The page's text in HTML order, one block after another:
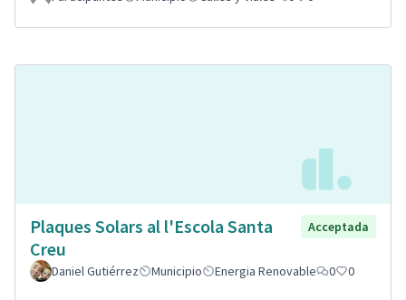
Plaques Solars al l'Escola Santa
Creu
Acceptada
Daniel Gutiérrez Municipio Energia Renovable 0 0